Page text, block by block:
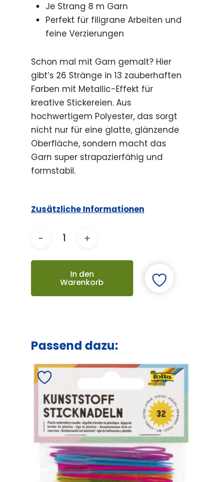
Je Strang 8 m Garn
Perfekt für filigrane Arbeiten und
feine Verzierungen
Schon mal mit Garn gemalt? Hier
gibt’s 26 Stränge in 13 zauberhaften
Farben mit Metallic-Effekt für
kreative Stickereien. Aus
hochwertigem Polyester, das sorgt
nicht nur für eine glatte, glänzende
Oberfläche, sondern macht das
Garn super strapazierfähig und
formstabil.
Zusätzliche Informationen
In den
Warenkorb
Passend dazu: